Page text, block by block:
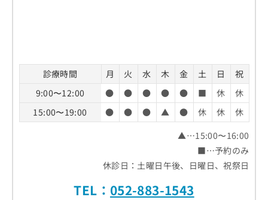
診療時間 月 火 水 木 金 土 日
祝
9:00〜12:00
● ● ● ● ● ■ 休
休
15:00〜19:00
● ● ● ▲ ● 休 休
休
▲…15:00〜16:00
■…予約のみ
休診日：土曜日午後、日曜日、祝祭日
TEL： 052-883-1543